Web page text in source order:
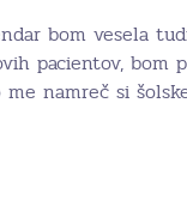
bom vesela
pacientov, bom
namreč si